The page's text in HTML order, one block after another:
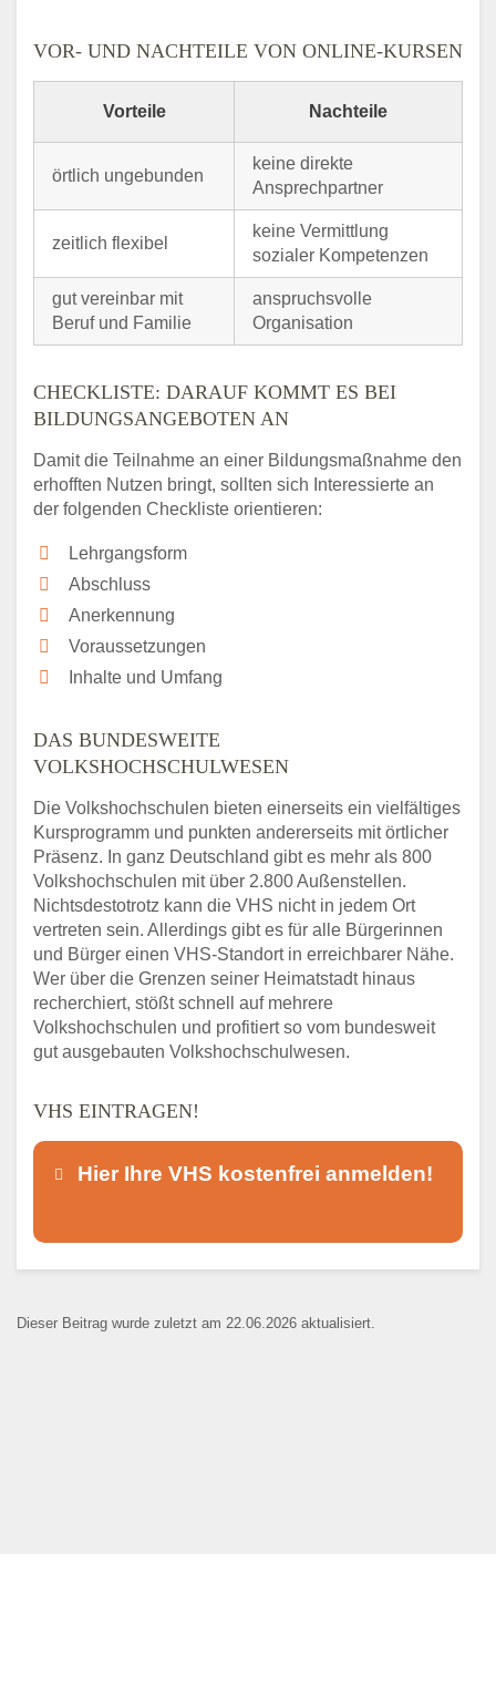
VOR- UND NACHTEILE VON ONLINE-KURSEN
Vorteile Nachteile
örtlich ungebunden
keine direkte
Ansprechpartner
zeitlich flexibel
keine Vermittlung
sozialer Kompetenzen
gut vereinbar mit
Beruf und Familie
anspruchsvolle
Organisation
CHECKLISTE: DARAUF KOMMT ES BEI
BILDUNGSANGEBOTEN AN
Damit die Teilnahme an einer Bildungsmaßnahme den
erhofften Nutzen bringt, sollten sich Interessierte an
der folgenden Checkliste orientieren:
Lehrgangsform
Abschluss
Anerkennung
Voraussetzungen
Inhalte und Umfang
DAS BUNDESWEITE
VOLKSHOCHSCHULWESEN
Die Volkshochschulen bieten einerseits ein vielfältiges
Kursprogramm und punkten andererseits mit örtlicher
Präsenz. In ganz Deutschland gibt es mehr als 800
Volkshochschulen mit über 2.800 Außenstellen.
Nichtsdestotrotz kann die VHS nicht in jedem Ort
vertreten sein. Allerdings gibt es für alle Bürgerinnen
und Bürger einen VHS-Standort in erreichbarer Nähe.
Wer über die Grenzen seiner Heimatstadt hinaus
recherchiert, stößt schnell auf mehrere
Volkshochschulen und profitiert so vom bundesweit
gut ausgebauten Volkshochschulwesen.
VHS EINTRAGEN!
Hier Ihre VHS kostenfrei anmelden!
Kontaktaufnahme und ist nicht
Dieser Beitrag wurde zuletzt am 22.06.2026 aktualisiert.